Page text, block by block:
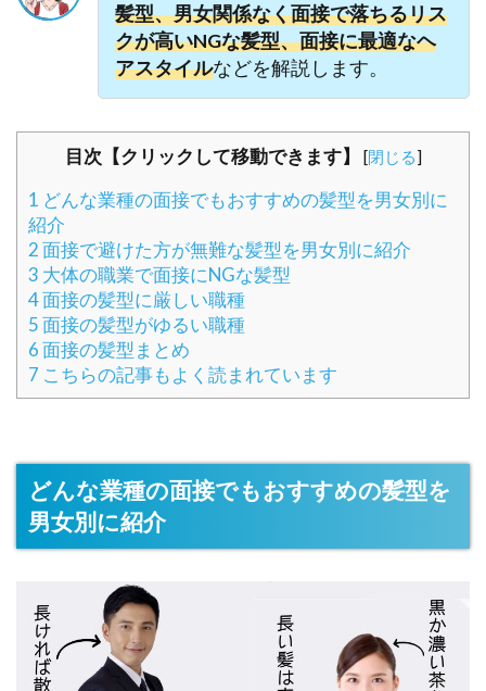
髪型、男女関係なく面接で落ちるリス
クが高いNGな髪型、面接に最適なヘ
アスタイルなどを解説します。
目次【クリックして移動できます】 [閉じる]
1 どんな業種の面接でもおすすめの髪型を男女別に
紹介
2面接で避けた方が無難な髪型を男女別に紹介
3 大体の職業で面接にNGな髪型
4面接の髪型に厳しい職種
5面接の髪型がゆるい職種
6面接の髪型まとめ
7 こちらの記事もよく読まれています
どんな業種の面接でもおすすめの髪型を
男女別に紹介